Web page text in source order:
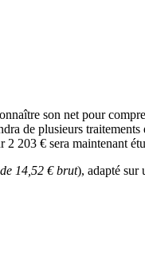
son net pour
de plusieurs
2 203 € sera maintenant
14,52 € brut), adapté sur